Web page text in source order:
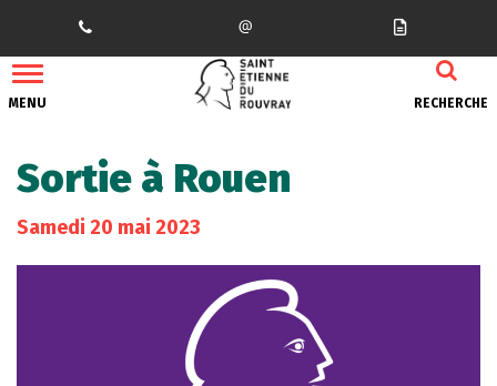
MENU RECHERCHE
Sortie à Rouen
Samedi 20 mai 2023